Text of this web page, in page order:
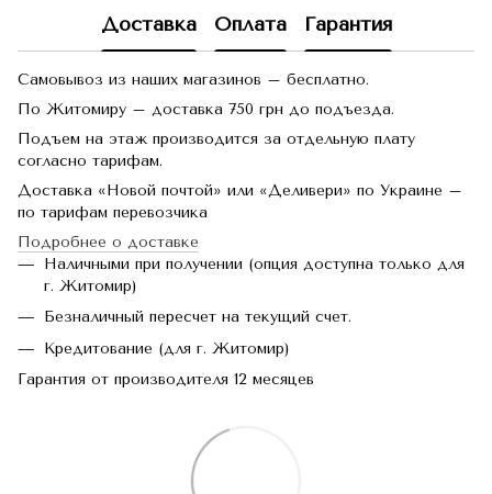
Доставка Оплата Гарантия
Самовывоз из наших магазинов – бесплатно.
По Житомиру – доставка 750 грн до подъезда.
Подъем на этаж производится за отдельную плату
согласно тарифам.
Доставка «Новой почтой» или «Деливери» по Украине –
по тарифам перевозчика
Подробнее о доставке
Наличными при получении (опция доступна только для
г. Житомир)
Безналичный пересчет на текущий счет.
Кредитование (для г. Житомир)
Гарантия от производителя 12 месяцев